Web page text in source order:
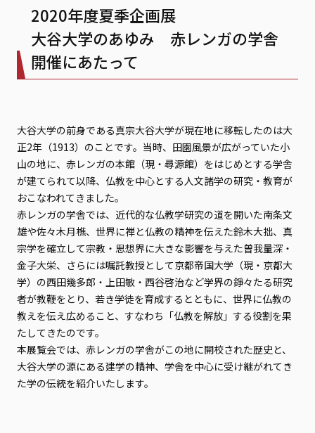
2020年度夏季企画展
大谷大学のあゆみ 赤レンガの学舎
開催にあたって
大谷大学の前身である真宗大谷大学が現在地に移転したのは大
正2年（1913）のことです。当時、田園風景が広がっていた小
山の地に、赤レンガの本館（現・尋源館）をはじめとする学舎
が建てられて以降、仏教を中心とする人文諸学の研究・教育が
おこなわれてきました。
赤レンガの学舎では、近代的な仏教学研究の道を開いた南条文
雄や佐々木月樵、世界に禅と仏教の精神を伝えた鈴木大拙、真
宗学を確立して宗教・思想界に大きな影響を与えた曽我量深・
金子大栄、さらには嘱託教授として京都帝国大学（現・京都大
学）の西田幾多郎・上田敏・西谷啓治など学界の錚々たる研究
者が教鞭をとり、若き学徒を育成するとともに、世界に仏教の
教えを伝え広めること、すなわち「仏教を解放」する役割を果
たしてきたのです。
本展覧会では、赤レンガの学舎がこの地に開校された歴史と、
大谷大学の源にある建学の精神、学舎を中心に受け継がれてき
た学の伝統を紹介いたします。